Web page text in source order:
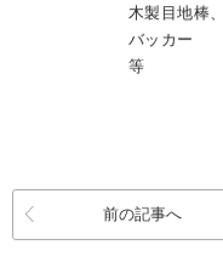
木製目地棒
バッカー
等
前の記事へ